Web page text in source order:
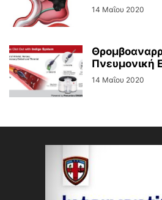
14 Μαΐου 2020
Πνευμονική
14 Μαΐου 2020